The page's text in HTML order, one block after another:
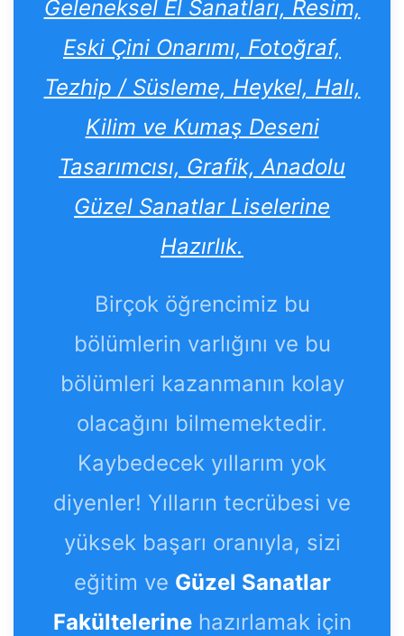
Geleneksel El Sanatları, Resim,
Eski Çini Onarımı, Fotoğraf,
Tezhip / Süsleme, Heykel, Halı,
Kilim ve Kumaş Deseni
Tasarımcısı, Grafik, Anadolu
Güzel Sanatlar Liselerine
Hazırlık.
Birçok öğrencimiz bu
bölümlerin varlığını ve bu
bölümleri kazanmanın kolay
olacağını bilmemektedir.
Kaybedecek yıllarım yok
diyenler! Yılların tecrübesi ve
yüksek başarı oranıyla, sizi
eğitim ve Güzel Sanatlar
Fakültelerinehazırlamak için